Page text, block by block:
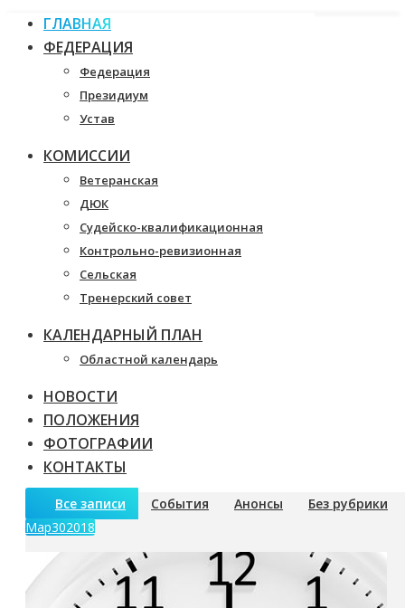
ГЛАВНАЯ
ФЕДЕРАЦИЯ
Федерация
Президиум
Устав
КОМИССИИ
Ветеранская
ДЮК
Судейско-квалификационная
Контрольно-ревизионная
Сельская
Тренерский совет
КАЛЕНДАРНЫЙ ПЛАН
Областной календарь
НОВОСТИ
ПОЛОЖЕНИЯ
ФОТОГРАФИИ
КОНТАКТЫ
Все записи События Анонсы
Без рубрики
Мар302018